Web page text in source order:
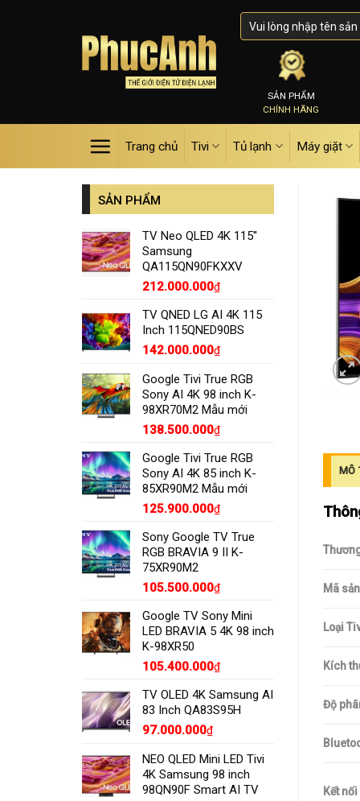
SẢN PHẨM
CHÍNH HÃNG
Trang chủ Tivi Tủ lạnh Máy giặt
MÔ
Mã
Loại
Kích
Độ
Kết
SẢN PHẨM
TV Neo QLED 4K 115''
Samsung
QA115QN90FKXXV
212.000.000₫
TV QNED LG AI 4K 115
Inch 115QNED90BS
142.000.000₫
Google Tivi True RGB
Sony AI 4K 98 inch K-
98XR70M2 Mẫu mới
138.500.000₫
Google Tivi True RGB
Sony AI 4K 85 inch K-
85XR90M2 Mẫu mới
125.900.000₫
Sony Google TV True
RGB BRAVIA 9 II K-
75XR90M2
105.500.000₫
Google TV Sony Mini
LED BRAVIA 5 4K 98 inch
K-98XR50
105.400.000₫
TV OLED 4K Samsung AI
83 Inch QA83S95H
97.000.000₫
NEO QLED Mini LED Tivi
4K Samsung 98 inch
98QN90F Smart AI TV